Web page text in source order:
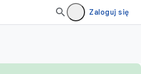
Zaloguj się